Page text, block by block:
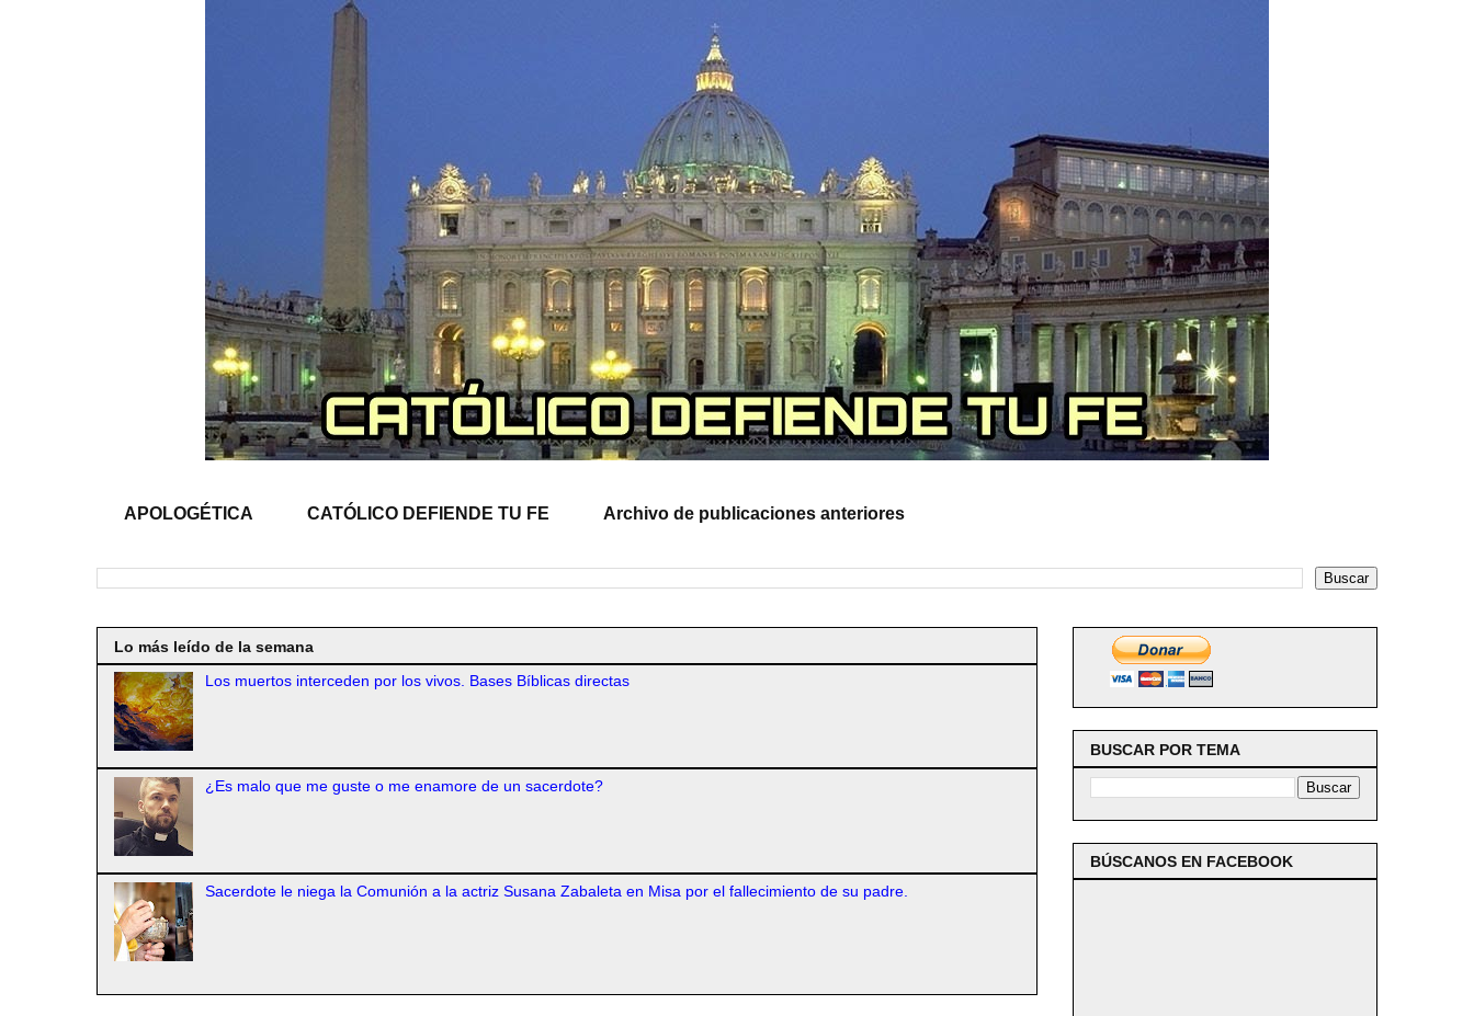
APOLOGÉTICA CATÓLICO DEFIENDE TU FE Archivo de publicaciones anteriores
Lo más leído de la semana
Los muertos interceden por los vivos. Bases Bíblicas directas
¿Es malo que me guste o me enamore de un sacerdote?
Sacerdote le niega la Comunión a la actriz Susana Zabaleta en Misa por el fallecimiento de su padre.
BUSCAR POR TEMA
BÚSCANOS EN FACEBOOK